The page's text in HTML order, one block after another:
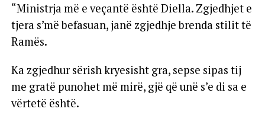
“Ministrja më e veçantë është Diella. Zgjedhjet e
tjera s’më befasuan, janë zgjedhje brenda stilit të
Ramës.
Ka zgjedhur sërish kryesisht gra, sepse sipas tij
me gratë punohet më mirë, gjë që unë s’e di sa e
vërtetë është.